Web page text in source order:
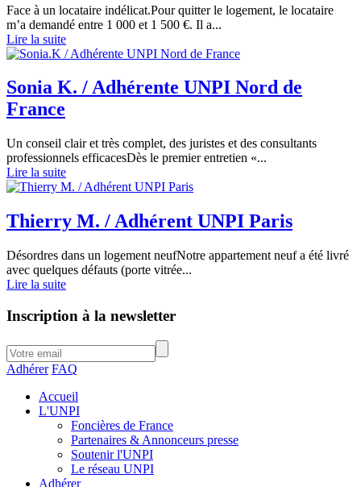
Face à un locataire indélicat.Pour quitter le logement, le locataire
m’a demandé entre 1 000 et 1 500 €. Il a...
Lire la suite
Sonia K. / Adhérente UNPI Nord de
France
Un conseil clair et très complet, des juristes et des consultants
professionnels efficacesDès le premier entretien «...
Lire la suite
Thierry M. / Adhérent UNPI Paris
Désordres dans un logement neufNotre appartement neuf a été livré
avec quelques défauts (porte vitrée...
Lire la suite
Inscription à la newsletter
Adhérer FAQ
Accueil
L'UNPI
Foncières de France
Partenaires & Annonceurs presse
Soutenir l'UNPI
Le réseau UNPI
Adhérer